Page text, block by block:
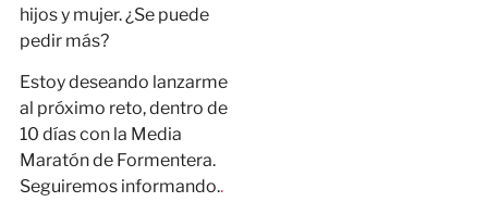
hijos y mujer. ¿Se puede
pedir más?
Estoy deseando lanzarme
al próximo reto, dentro de
10 días con la Media
Maratón de Formentera.
Seguiremos informando..